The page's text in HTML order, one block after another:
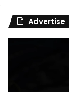
Advertise